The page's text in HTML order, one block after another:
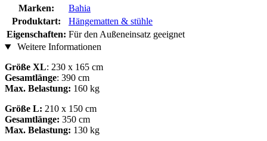
Marken:
Bahia
Produktart:
Hängematten & stühle
Eigenschaften: Für den Außeneinsatz geeignet
Weitere Informationen
Größe XL: 230 x 165 cm
Gesamtlänge: 390 cm
Max. Belastung: 160 kg
Größe L: 210 x 150 cm
Gesamtlänge: 350 cm
Max. Belastung: 130 kg